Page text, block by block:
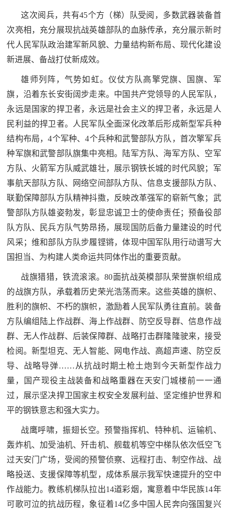
这次阅兵，共有45个方（梯）队受阅，多数武器装备首
次亮相，充分展现抗战英雄部队的血脉传承，充分展示新时
代人民军队政治建军新风貌、力量结构新布局、现代化建设
新进展、备战打仗新成效。
雄师列阵，气势如虹。仪仗方队高擎党旗、国旗、军
旗，沿着东长安街阔步走来。中国共产党领导的人民军队，
永远是国家的捍卫者，永远是社会主义的捍卫者，永远是人
民利益的捍卫者。人民军队全面深化改革后形成新型军兵种
结构布局，4个军种、4个兵种和武警部队方队，首次擎军兵
种军旗和武警部队旗集中亮相。陆军方队、海军方队、空军
方队、火箭军方队威武雄壮，展示钢铁长城的时代风貌；军
事航天部队方队、网络空间部队方队、信息支援部队方队、
联勤保障部队方队精神抖擞，反映改革强军的崭新气象；武
警部队方队雄姿勃发，彰显忠诚卫士的使命责任；预备役部
队方队、民兵方队气势昂扬，展现国防后备力量建设的时代
风采；维和部队方队步履铿锵，体现中国军队用行动谱写大
国担当、为构建人类命运共同体作出的重要贡献。
战旗猎猎，铁流滚滚。80面抗战英模部队荣誉旗帜组成
的战旗方队，承载着历史荣光浩荡而来。这些英雄的旗帜、
胜利的旗帜、不朽的旗帜，激励着人民军队勇往直前。装备
方队编组陆上作战群、海上作战群、防空反导群、信息作战
群、无人作战群、后装保障群、战略打击群隆隆驶来，接受
检阅。新型坦克、无人智能、网电作战、高超声速、防空反
导、战略导弹……从抗战时期土枪土炮到今天新型作战力
量，国产现役主战装备和战略重器在天安门城楼前一一通
过，展示坚决捍卫国家主权安全发展利益、坚定维护世界和
平的钢铁意志和强大实力。
战鹰呼啸，振翅长空。预警指挥机、特种机、运输机、
轰炸机、加受油机、歼击机、舰载机等空中梯队依次低空飞
过天安门广场，受阅的预警侦察、远程打击、制空作战、战
略投送、支援保障等机型，成体系展示我军快速提升的空中
作战能力。教练机梯队拉出14道彩烟，寓意着中华民族14年
可歌可泣的抗战历程，象征着14亿多中国人民奔向强国复兴